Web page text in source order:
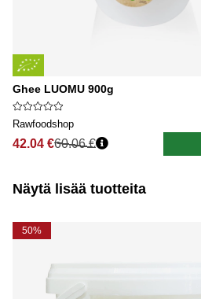
Ghee LUOMU 900g
Rawfoodshop
42.04 €60.06 €
Näytä lisää tuotteita
50%